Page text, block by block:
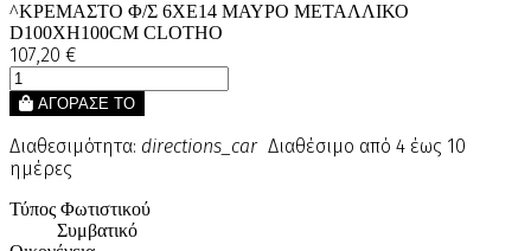
^ΚΡΕΜΑΣΤΟ Φ/Σ 6ΧΕ14 ΜΑΥΡΟ ΜΕΤΑΛΛΙΚΟ
D100ΧH100CM CLOTHO
107,20 €
ΑΓΟΡΑΣΕ ΤΟ
Διαθεσιμότητα: directions_car Διαθέσιμο από 4 έως 10
ημέρες
Τύπος Φωτιστικού
Συμβατικό